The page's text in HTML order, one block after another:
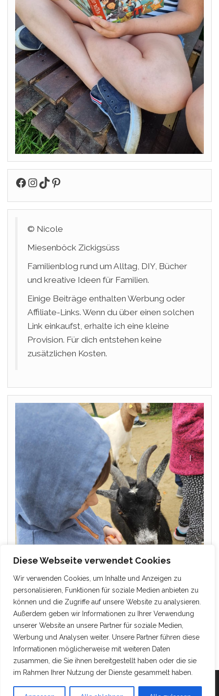
Diese Webseite verwendet Cookies
Wir verwenden Cookies, um Inhalte und Anzeigen zu
personalisieren, Funktionen für soziale Medien anbieten zu
können und die Zugriffe auf unsere Website zu analysieren.
Außerdem geben wir Informationen zu Ihrer Verwendung
unserer Website an unsere Partner für soziale Medien,
Werbung und Analysen weiter. Unsere Partner führen diese
Informationen möglicherweise mit weiteren Daten
zusammen, die Sie ihnen bereitgestellt haben oder die sie
im Rahmen Ihrer Nutzung der Dienste gesammelt haben.
Facebook
Instagram
TikTok
Pinterest
© Nicole
Miesenböck Zickigsüss
Familienblog rund um Alltag, DIY, Bücher
und kreative Ideen für Familien.
Einige Beiträge enthalten Werbung oder
Affiliate-Links. Wenn du über einen solchen
Link einkaufst, erhalte ich eine kleine
Provision. Für dich entstehen keine
zusätzlichen Kosten.
Mit Stolz präsentiert vonWordPress |Theme:Head